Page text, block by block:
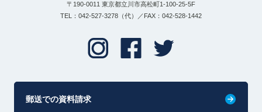
〒190-0011 東京都立川市高松町1-100-25-5F
TEL：042-527-3278（代）／FAX：042-528-1442
郵送での資料請求